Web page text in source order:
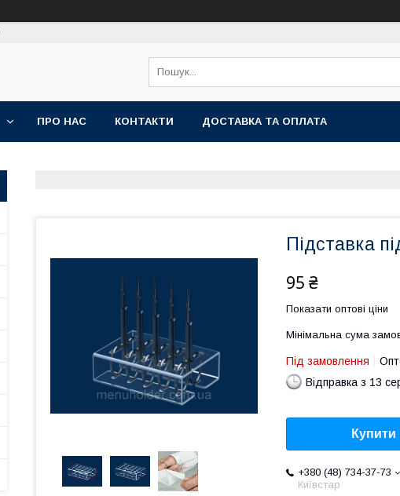
ПРО НАС КОНТАКТИ ДОСТАВКА ТА ОПЛАТА
Підставка
95 ₴
Показати оптові ціни
Мінімальна сума
Під замовлення
Відправка з 13
Купити
+380 (48) 734-37-73
Київстар